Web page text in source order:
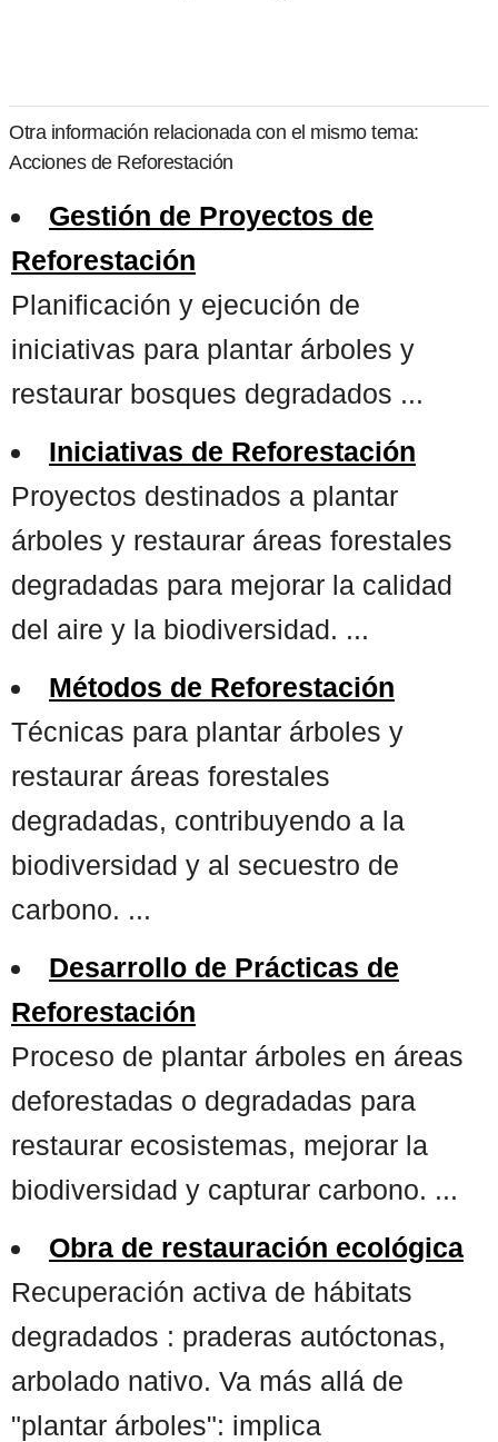
Otra información relacionada con el mismo tema:
Acciones de Reforestación
Gestión de Proyectos de
Reforestación
Planificación y ejecución de
iniciativas para plantar árboles y
restaurar bosques degradados ...
Iniciativas de Reforestación
Proyectos destinados a plantar
árboles y restaurar áreas forestales
degradadas para mejorar la calidad
del aire y la biodiversidad. ...
Métodos de Reforestación
Técnicas para plantar árboles y
restaurar áreas forestales
degradadas, contribuyendo a la
biodiversidad y al secuestro de
carbono. ...
Desarrollo de Prácticas de
Reforestación
Proceso de plantar árboles en áreas
deforestadas o degradadas para
restaurar ecosistemas, mejorar la
biodiversidad y capturar carbono. ...
Obra de restauración ecológica
Recuperación activa de hábitats
degradados : praderas autóctonas,
arbolado nativo. Va más allá de
"plantar árboles": implica